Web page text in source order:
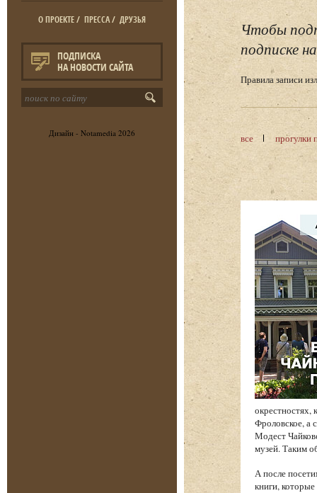
О ПРОЕКТЕ/ ПРЕССА/ ДРУЗЬЯ
ПОДПИСКА
НА НОВОСТИ САЙТА
Дизайн - Notamedia 2026
Чтобы
подписке
Правила записи
все прогулки
окрестностях,
Фроловское, а
Модест
музей. Таким
А после
книги,